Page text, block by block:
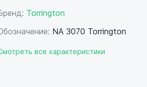
Torrington
NA 3070 Torrington
все характеристики